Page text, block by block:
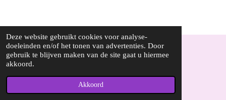
Deze website gebruikt cookies voor analyse-
doeleinden en/of het tonen van advertenties. Door
gebruik te blijven maken van de site gaat u hiermee
akkoord.
Akkoord
© 2022 - 2026 Loespurenature.nl